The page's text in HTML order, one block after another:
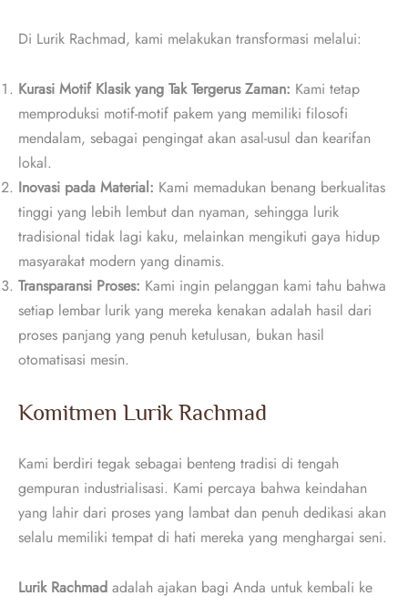
Di Lurik Rachmad, kami melakukan transformasi melalui:
Kurasi Motif Klasik yang Tak Tergerus Zaman: Kami tetap
memproduksi motif-motif pakem yang memiliki filosofi
mendalam, sebagai pengingat akan asal-usul dan kearifan
lokal.
Inovasi pada Material: Kami memadukan benang berkualitas
tinggi yang lebih lembut dan nyaman, sehingga lurik
tradisional tidak lagi kaku, melainkan mengikuti gaya hidup
masyarakat modern yang dinamis.
Transparansi Proses: Kami ingin pelanggan kami tahu bahwa
setiap lembar lurik yang mereka kenakan adalah hasil dari
proses panjang yang penuh ketulusan, bukan hasil
otomatisasi mesin.
Komitmen Lurik Rachmad
Kami berdiri tegak sebagai benteng tradisi di tengah
gempuran industrialisasi. Kami percaya bahwa keindahan
yang lahir dari proses yang lambat dan penuh dedikasi akan
selalu memiliki tempat di hati mereka yang menghargai seni.
Lurik Rachmad adalah ajakan bagi Anda untuk kembali ke